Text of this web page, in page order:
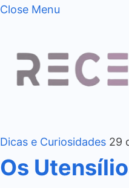
Close Menu
Dicas e Curiosidades 29
Os